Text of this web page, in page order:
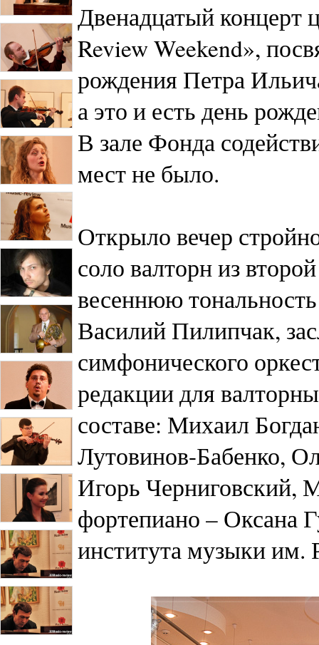
Двенадцатый концерт
Review Weekend»,
рождения Петра
а это и есть день
В зале Фонда
мест не было.
Открыло вечер
соло валторн из
весеннюю
Василий Пилипчак,
симфонического
редакции для
составе: Михаил
Лутовинов-Бабенко,
Игорь Черниговский,
фортепиано – Оксана
института музыки им.